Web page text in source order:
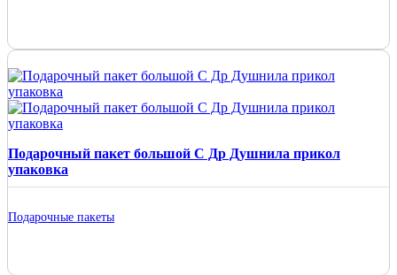
Подарочный пакет большой С Др Душнила прикол
упаковка
Подарочные пакеты